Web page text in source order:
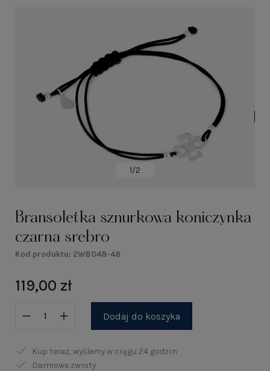
1/2
Bransoletka sznurkowa koniczynka
czarna srebro
Kod produktu: 2WB048-48
119,00 zł
Dodaj do koszyka
Kup teraz, wyślemy w ciągu 24 godzin
Darmowe zwroty